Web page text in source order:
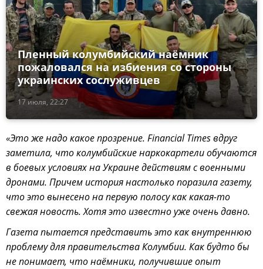
17 июля, 22:27
Пленный колумбийский наёмник
пожаловался на избиения со стороны
украинских сослуживцев
«Это же надо какое прозрение. Financial Times вдруг
заметила, что колумбийские наркокартели обучаются
в боевых условиях на Украине действиям с военными
дронами. Причем история настолько поразила газету,
что это вынесено на первую полосу как какая-то
свежая новость. Хотя это известно уже очень давно.
Газета пытается представить это как внутреннюю
проблему для правительства Колумбии. Как будто бы
не понимает, что наёмники, получившие опыт